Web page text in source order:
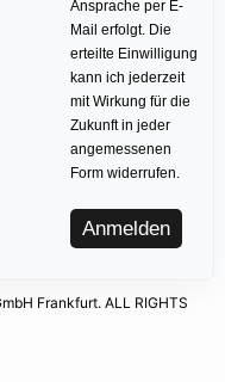
Ansprache per E-
Mail erfolgt. Die
erteilte Einwilligung
kann ich jederzeit
mit Wirkung für die
Zukunft in jeder
angemessenen
Form widerrufen.
Anmelden
Frankfurt. ALL RIGHTS